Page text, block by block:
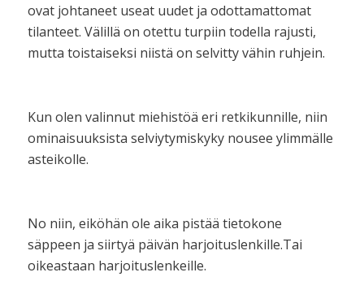
ovat johtaneet useat uudet ja odottamattomat
tilanteet. Välillä on otettu turpiin todella rajusti,
mutta toistaiseksi niistä on selvitty vähin ruhjein.
Kun olen valinnut miehistöä eri retkikunnille, niin
ominaisuuksista selviytymiskyky nousee ylimmälle
asteikolle.
No niin, eiköhän ole aika pistää tietokone
säppeen ja siirtyä päivän harjoituslenkille.Tai
oikeastaan harjoituslenkeille.